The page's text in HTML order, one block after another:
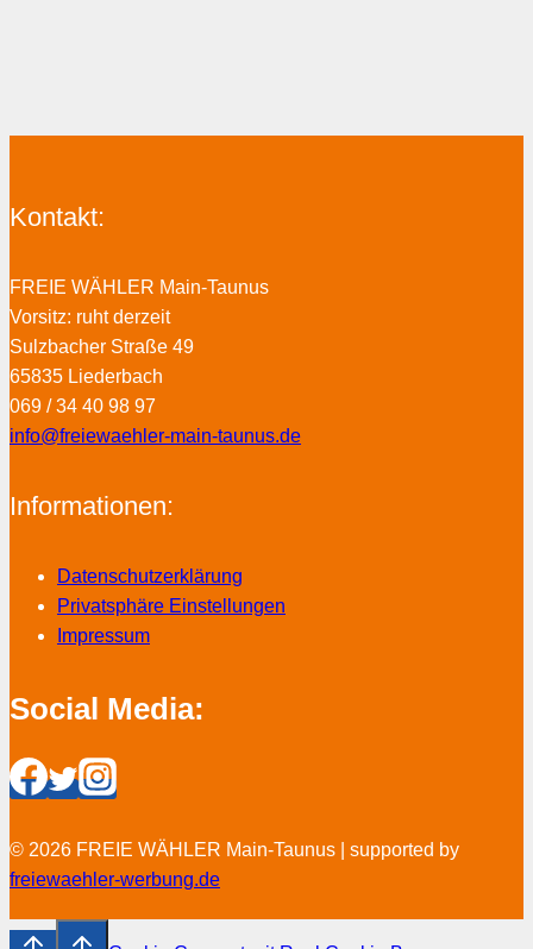
Kontakt:
FREIE WÄHLER Main-Taunus
Vorsitz: ruht derzeit
Sulzbacher Straße 49
65835 Liederbach
069 / 34 40 98 97
info@freiewaehler-main-taunus.de
Informationen:
Datenschutzerklärung
Privatsphäre Einstellungen
Impressum
Social Media:
© 2026 FREIE WÄHLER Main-Taunus | supported by
freiewaehler-werbung.de